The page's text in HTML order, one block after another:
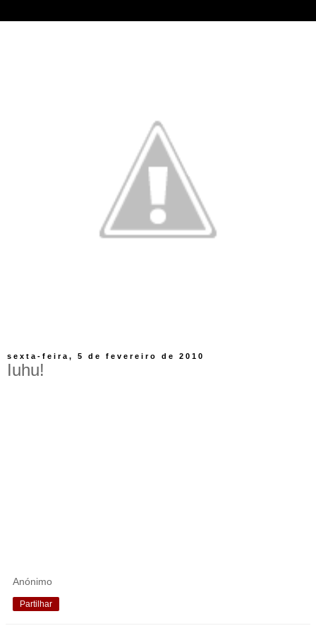
sexta-feira, 5 de fevereiro de 2010
Iuhu!
Anónimo
Partilhar